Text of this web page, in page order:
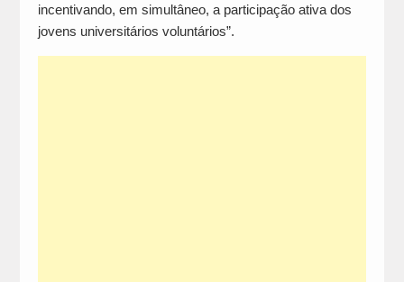
incentivando, em simultâneo, a participação ativa dos
jovens universitários voluntários”.